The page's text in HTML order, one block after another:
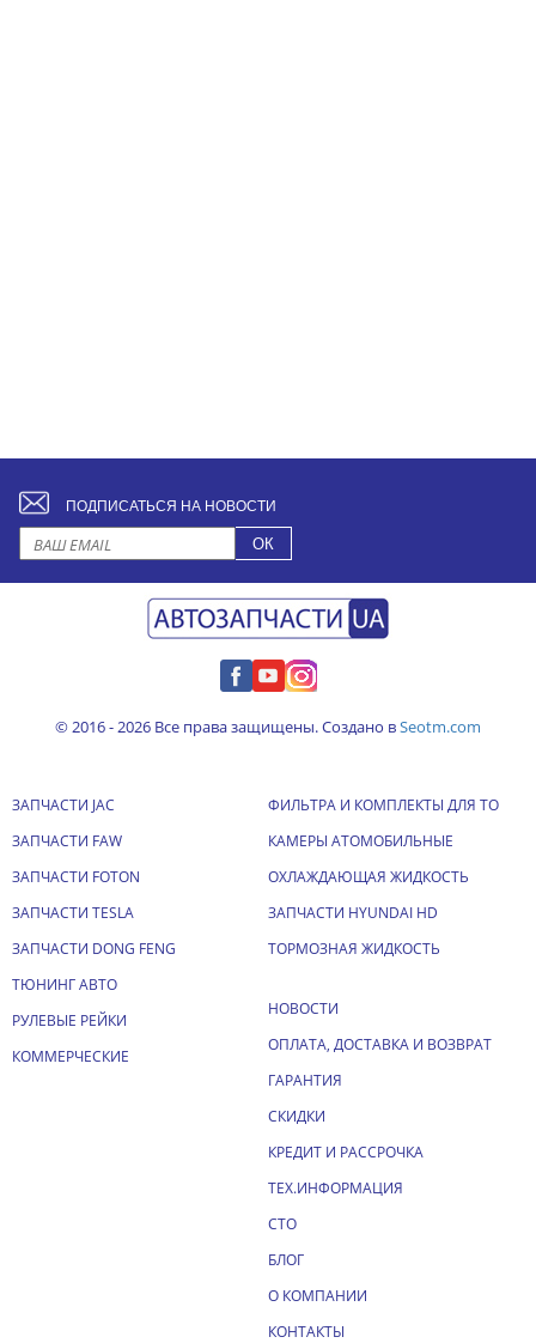
ПОДПИСАТЬСЯ НА НОВОСТИ
© 2016 - 2026 Все права защищены. Создано вSeotm.com
ЗАПЧАСТИ JAC
ЗАПЧАСТИ FAW
ЗАПЧАСТИ FOTON
ЗАПЧАСТИ TESLA
ЗАПЧАСТИ DONG FENG
ТЮНИНГ АВТО
РУЛЕВЫЕ РЕЙКИ
КОММЕРЧЕСКИЕ
ФИЛЬТРА И КОМПЛЕКТЫ ДЛЯ ТО
КАМЕРЫ АТОМОБИЛЬНЫЕ
ОХЛАЖДАЮЩАЯ ЖИДКОСТЬ
ЗАПЧАСТИ HYUNDAI HD
ТОРМОЗНАЯ ЖИДКОСТЬ
НОВОСТИ
ОПЛАТА, ДОСТАВКА И ВОЗВРАТ
ГАРАНТИЯ
СКИДКИ
КРЕДИТ И РАССРОЧКА
ТЕХ.ИНФОРМАЦИЯ
СТО
БЛОГ
О КОМПАНИИ
КОНТАКТЫ